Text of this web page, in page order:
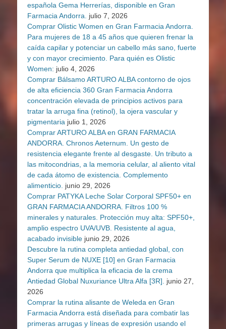
española Gema Herrerías, disponible en Gran
Farmacia Andorra.
julio 7, 2026
Comprar Olistic Women en Gran Farmacia Andorra.
Para mujeres de 18 a 45 años que quieren frenar la
caída capilar y potenciar un cabello más sano, fuerte
y con mayor crecimiento. Para quién es Olistic
Women: julio 4, 2026
Comprar Bálsamo ARTURO ALBA contorno de ojos
de alta eficiencia 360 Gran Farmacia Andorra
concentración elevada de principios activos para
tratar la arruga fina (retinol), la ojera vascular y
pigmentaria julio 1, 2026
Comprar ARTURO ALBA en GRAN FARMACIA
ANDORRA. Chronos Aeternum. Un gesto de
resistencia elegante frente al desgaste. Un tributo a
las mitocondrias, a la memoria celular, al aliento vital
de cada átomo de existencia. Complemento
alimenticio. junio 29, 2026
Comprar PATYKA Leche Solar Corporal SPF50+ en
GRAN FARMACIA ANDORRA. Filtros 100 %
minerales y naturales. Protección muy alta: SPF50+,
amplio espectro UVA/UVB. Resistente al agua,
acabado invisible junio 29, 2026
Descubre la rutina completa antiedad global, con
Super Serum de NUXE [10] en Gran Farmacia
Andorra que multiplica la eficacia de la crema
Antiedad Global Nuxuriance Ultra Alfa [3R].
junio 27,
2026
Comprar la rutina alisante de Weleda en Gran
Farmacia Andorra está diseñada para combatir las
primeras arrugas y líneas de expresión usando el